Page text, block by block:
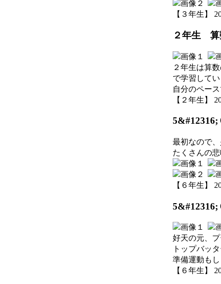
【３年生】
２年生 算
２年生は算
で学習して
自分のペー
【２年生】
最初なので
たくさんの
【６年生】
好天の元、
トップバッ
準備運動も
【６年生】